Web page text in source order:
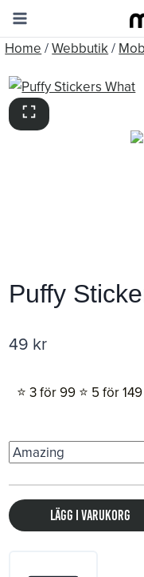
Skip
content
Home /Webbutik/
Puffy
49 kr
⭐️ 3 för 99 ⭐️ 5 för
Lägg i varukorg